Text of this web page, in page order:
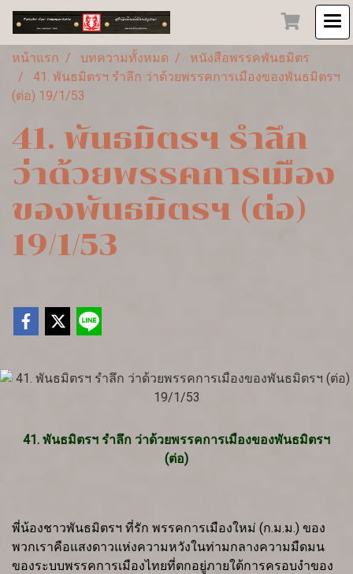
หน้าแรก บทความทั้งหมด
หนังสือพรรคพันธมิตร
41. พันธมิตรฯ รำลึก ว่าด้วยพรรคการเมืองของพันธมิตรฯ
(ต่อ) 19/1/53
41. พันธมิตรฯ รำลึก
ว่าด้วยพรรคการเมือง
ของพันธมิตรฯ (ต่อ)
19/1/53
41. พันธมิตรฯ รำลึก ว่าด้วยพรรคการเมืองของพันธมิตรฯ
(ต่อ)
พี่น้องชาวพันธมิตรฯ ที่รัก พรรคการเมืองใหม่ (ก.ม.ม.) ของ
พวกเราคือแสงดาวแห่งความหวังในท่ามกลางความมืดมน
ของระบบพรรคการเมืองไทยที่ตกอยู่ภายใต้การครอบงำของ